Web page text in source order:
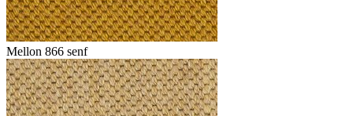
Mellon 866 senf